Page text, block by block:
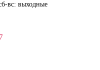
вс: выходные